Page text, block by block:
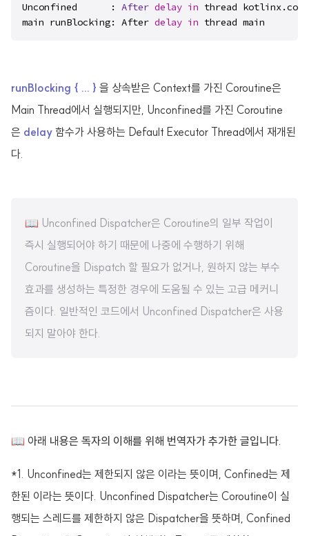
Unconfined      : After delay in thread
main runBlocking: After delay in thread main
runBlocking { ... } 을 상속받은 Context를 가진 Coroutine은
Main Thread에서 실행되지만, Unconfined를 가진 Coroutine
은 delay 함수가 사용하는 Default Executor Thread에서 재개된
다.
📖 Unconfined Dispatcher은 Coroutine의 일부 작업이
즉시 실행되어야 하기 때문에 나중에 수행하기 위해
Coroutine을 Dispatch 할 필요가 없거나, 원하지 않는 부수
효과를 생성하는 특정한 경우에 도움될 수 있는 고급 메커니
즘이다. 일반적인 코드에서 Unconfined Dispatcher은 사용
되지 말아야 한다.
📖 아래 내용은 독자의 이해를 위해 번역자가 추가한 글입니다.
*1. Unconfined는 제한되지 않은 이라는 뜻이며, Confined는 제
한된 이라는 뜻이다. Unconfined Dispatcher는 Coroutine이 실
행되는 스레드를 제한하지 않은 Dispatcher을 뜻하며, Confined